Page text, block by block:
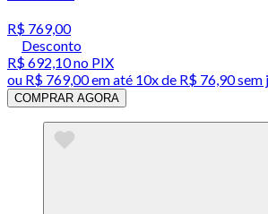
R$ 769,00
Desconto
R$ 692,10no PIX
ou R$ 769,00em até 10x de R$ 76,90 sem
COMPRAR AGORA